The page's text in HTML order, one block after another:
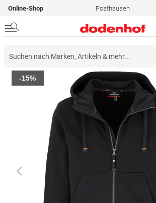
Online-Shop Posthausen
Zum
Ende
-15%